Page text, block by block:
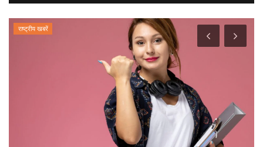
राष्ट्रीय खबरें